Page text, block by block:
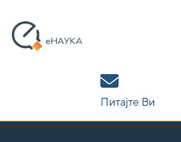
navigation
Питајте Ви